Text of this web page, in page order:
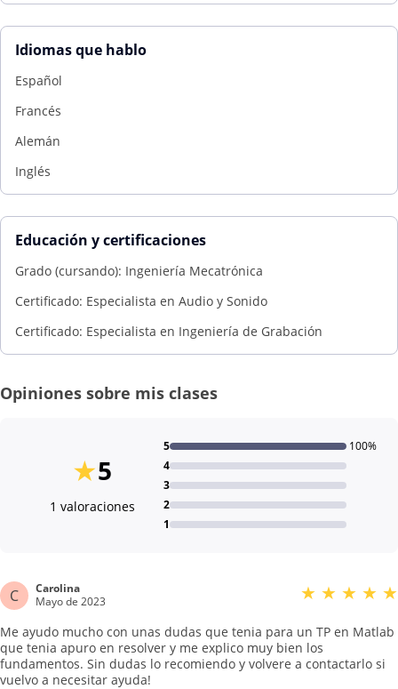
Idiomas que hablo
Español
Francés
Alemán
Inglés
Educación y certificaciones
Grado (cursando): Ingeniería Mecatrónica
Certificado: Especialista en Audio y Sonido
Certificado: Especialista en Ingeniería de Grabación
Opiniones sobre mis clases
5
★
1 valoraciones
1
2
3
4
5 100%
C
Carolina
Mayo de 2023
★ ★ ★ ★ ★
Me ayudo mucho con unas dudas que tenia para un TP en Matlab
que tenia apuro en resolver y me explico muy bien los
fundamentos. Sin dudas lo recomiendo y volvere a contactarlo si
vuelvo a necesitar ayuda!